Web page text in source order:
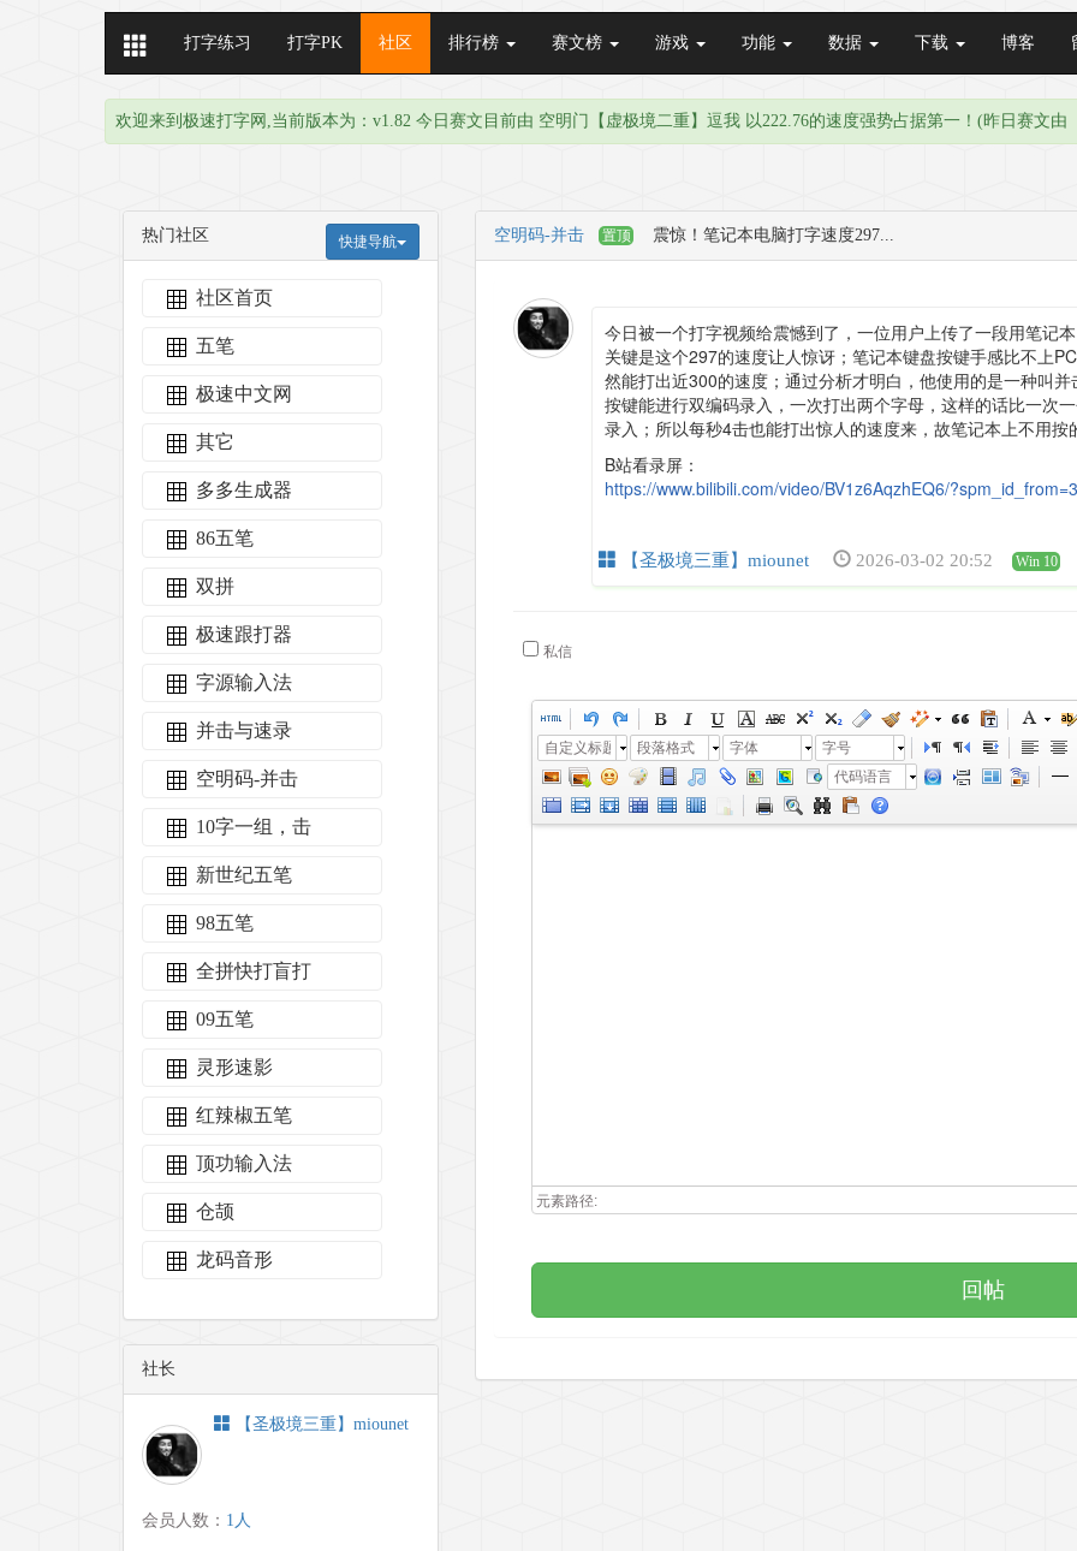
打字练习 打字PK 社区 排行榜 赛文榜 游戏 功能 数据 下载 博客
欢迎来到极速打字网,当前版本为：v1.82 今日赛文目前由 空明门【虚极境二重】逗我 以222.76的速度强势占据第一！(昨日赛文由
热门社区 快捷导航
社区首页
五笔
极速中文网
其它
多多生成器
86五笔
双拼
极速跟打器
字源输入法
并击与速录
空明码-并击
10字一组，击
新世纪五笔
98五笔
全拼快打盲打
09五笔
灵形速影
红辣椒五笔
顶功输入法
仓颉
龙码音形
社长
【圣极境三重】miounet
会员人数： 1人
空明码-并击 置顶 震惊！笔记本电脑打字速度297...
今日被一个打字视频给震憾到了，一位用户上传了一段用笔记
关键是这个297的速度让人惊讶；笔记本键盘按键手感比不上
然能打出近300的速度；通过分析才明白，他使用的是一种叫
按键能进行双编码录入，一次打出两个字母，这样的话比一次
录入；所以每秒4击也能打出惊人的速度来，故笔记本上不用
B站看录屏：
https://www.bilibili.com/video/BV1z6AqzhEQ6/
【圣极境三重】miounet 2026-03-02 20:52 Win 10
私信
自定义标题 段落格式 字体
字号
代码语言
元素路径: